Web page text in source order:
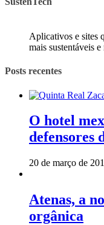
Aplicativos e sites
mais sustentáveis e
Posts recentes
O hotel
defensores
20 de março de
Atenas, a
orgânica